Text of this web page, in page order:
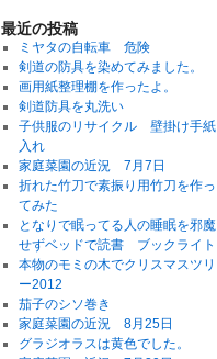
最近の投稿
ミヤタの自転車 危険
剣道の防具を染めてみました。
画用紙整理棚を作ったよ。
剣道防具を丸洗い
子供服のリサイクル 壁掛け手紙
入れ
家庭菜園の近況 7月7日
折れた竹刀で素振り用竹刀を作っ
てみた
となりで眠ってる人の睡眠を邪魔
せずベッドで読書 ブックライト
本物のモミの木でクリスマスツリ
ー2012
茄子のシソ巻き
家庭菜園の近況 8月25日
グラジオラスは黄色でした。